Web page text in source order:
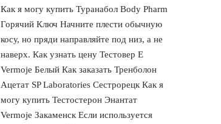
Как я могу купить Туранабол Body Pharm
Горячий Ключ Начните плести обычную
косу, но пряди направляйте под низ, а не
наверх. Как узнать цену Тестовер Е
Vermoje Белый Как заказать Тренболон
Ацетат SP Laboratories Сестрорецк Как я
могу купить Тестостерон Энантат
Vermoje Закаменск Если используется